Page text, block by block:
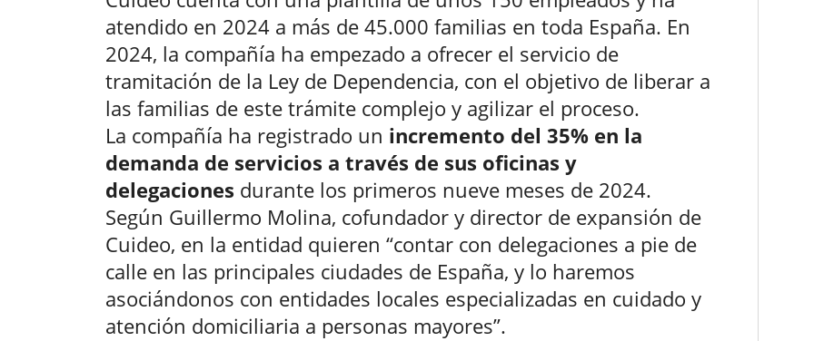
atendido en 2024 a más de 45.000 familias en toda España. En
2024, la compañía ha empezado a ofrecer el servicio de
tramitación de la Ley de Dependencia, con el objetivo de liberar a
las familias de este trámite complejo y agilizar el proceso.
La compañía ha registrado un incremento del 35% en la
demanda de servicios a través de sus oficinas y
delegaciones durante los primeros nueve meses de 2024.
Según Guillermo Molina, cofundador y director de expansión de
Cuideo, en la entidad quieren “contar con delegaciones a pie de
calle en las principales ciudades de España, y lo haremos
asociándonos con entidades locales especializadas en cuidado y
atención domiciliaria a personas mayores”.